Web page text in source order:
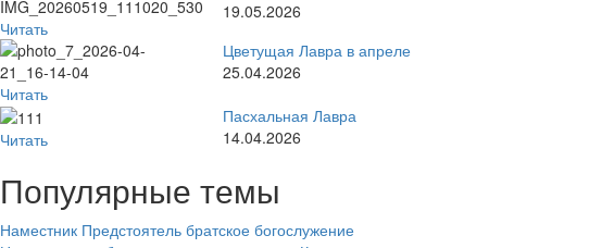
Читать
19.05.2026
Читать
Цветущая Лавра в апреле
25.04.2026
Читать
Пасхальная Лавра
14.04.2026
Популярные темы
Наместник Предстоятель братское богослужение